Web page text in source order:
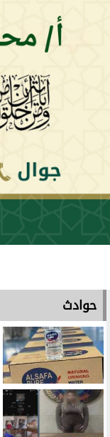
حوادث